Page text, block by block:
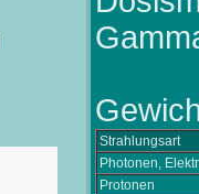
Strahlungsart
Photonen,
Protonen